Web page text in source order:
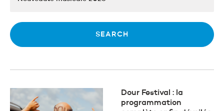
Dour Festival : la
programmation